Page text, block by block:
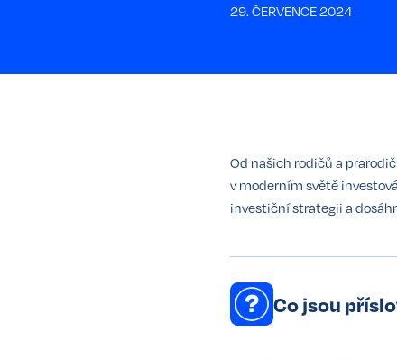
29. ČERVENCE 2024
Od našich rodičů a
v moderním světě
investiční strategii a
Co jsou